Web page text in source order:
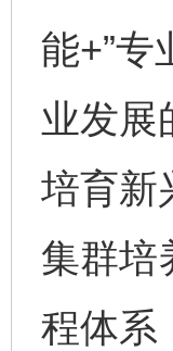
能+”
业发展
培育新
集群培
程体系